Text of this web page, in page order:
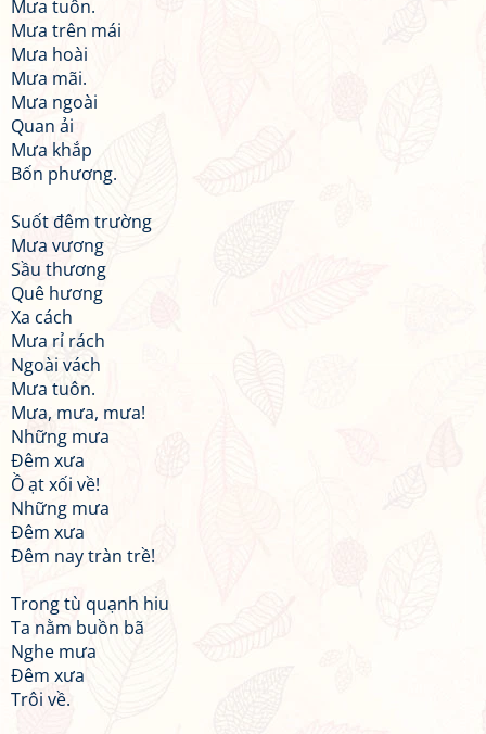
Mưa tuôn.
Mưa trên mái
Mưa hoài
Mưa mãi.
Mưa ngoài
Quan ải
Mưa khắp
Bốn phương.
Suốt đêm trường
Mưa vương
Sầu thương
Quê hương
Xa cách
Mưa rỉ rách
Ngoài vách
Mưa tuôn.
Mưa, mưa, mưa!
Những mưa
Đêm xưa
Ồ ạt xối về!
Những mưa
Đêm xưa
Đêm nay tràn trề!
Trong tù quạnh hiu
Ta nằm buồn bã
Nghe mưa
Đêm xưa
Trôi về.